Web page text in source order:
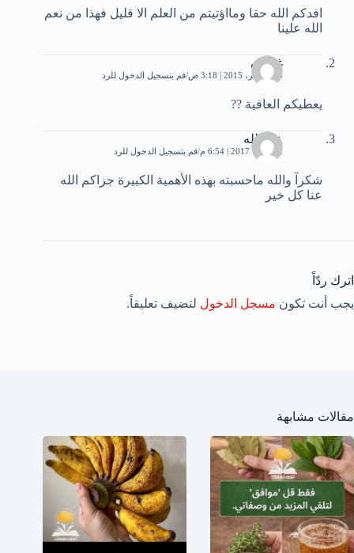
افدكم الله حقا ومااؤتيتم من العلم الا قليل فهذا من نعم
الله علينا
غفران
16 نوفمبر، 2015 | 3:18 ص قم بتسجيل الدخول للرد
يعطيكم العافية ??
عبد الله
2 أكتوبر، 2017 | 6:54 م قم بتسجيل الدخول للرد
شكرآ والله ماحسبته بهذه الأهمية الكبيرة جزاكم الله
عنا كل خير
اترك ردّاً
يجب أنت تكون مسجل الدخول لتضيف تعليقاً.
مقالات مشابهة